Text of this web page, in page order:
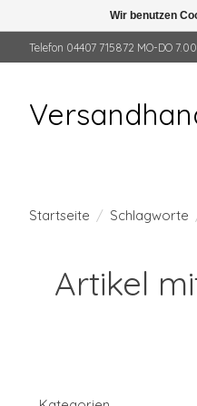
Telefon 04407 715872 MO-DO
Startseite / Schlagworte
Artikel
Wir benutzen